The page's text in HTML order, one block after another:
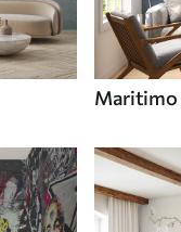
Maritimo